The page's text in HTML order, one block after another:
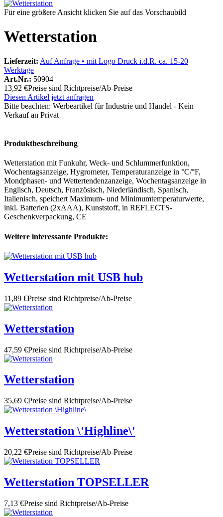
Für eine größere Ansicht klicken Sie auf das Vorschaubild
Wetterstation
Lieferzeit: Auf Anfrage • mit Logo Druck i.d.R. ca. 15-20
Werktage
Art.Nr.: 50904
13,92 €Preise sind Richtpreise/Ab-Preise
Diesen Artikel jetzt anfragen
Bitte beachten: Werbeartikel für Industrie und Handel - Kein
Verkauf an Privat
Produktbeschreibung
Wetterstation mit Funkuhr, Weck- und Schlummerfunktion,
Wochentagsanzeige, Hygrometer, Temperaturanzeige in °C/°F,
Mondphasen- und Wettertendenzanzeige, Wochentagsanzeige in
Englisch, Deutsch, Französisch, Niederländisch, Spanisch,
Italienisch, speichert Maximum- und Minimumtemperaturwerte,
inkl. Batterien (2xAAA), Kunststoff, in REFLECTS-
Geschenkverpackung, CE
Weitere interessante Produkte:
Wetterstation mit USB hub
11,89 €Preise sind Richtpreise/Ab-Preise
Wetterstation
47,59 €Preise sind Richtpreise/Ab-Preise
Wetterstation
35,69 €Preise sind Richtpreise/Ab-Preise
Wetterstation \'Highline\'
20,22 €Preise sind Richtpreise/Ab-Preise
Wetterstation TOPSELLER
7,13 €Preise sind Richtpreise/Ab-Preise